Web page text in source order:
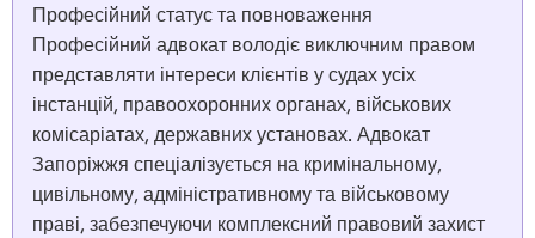
Професійний статус та повноваження
Професійний адвокат володіє виключним правом
представляти інтереси клієнтів у судах усіх
інстанцій, правоохоронних органах, військових
комісаріатах, державних установах. Адвокат
Запоріжжя спеціалізується на кримінальному,
цивільному, адміністративному та військовому
праві, забезпечуючи комплексний правовий захист